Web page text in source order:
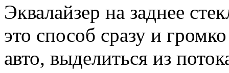
Эквалайзер на заднее
это способ сразу и
авто, выделиться из